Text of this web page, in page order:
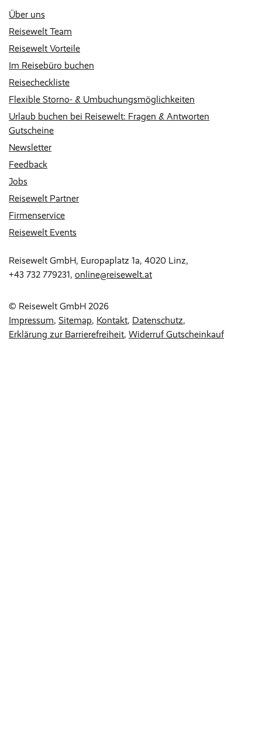
Über uns
Reisewelt Team
Reisewelt Vorteile
Im Reisebüro buchen
Reisecheckliste
Flexible Storno- & Umbuchungsmöglichkeiten
Urlaub buchen bei Reisewelt: Fragen & Antworten
Gutscheine
Newsletter
Feedback
Jobs
Reisewelt Partner
Firmenservice
Reisewelt Events
Reisewelt GmbH, Europaplatz 1a, 4020 Linz,
+43 732 779231, online@reisewelt.at
© Reisewelt GmbH 2026
Impressum Sitemap Kontakt Datenschutz
Erklärung zur Barrierefreiheit Widerruf Gutscheinkauf